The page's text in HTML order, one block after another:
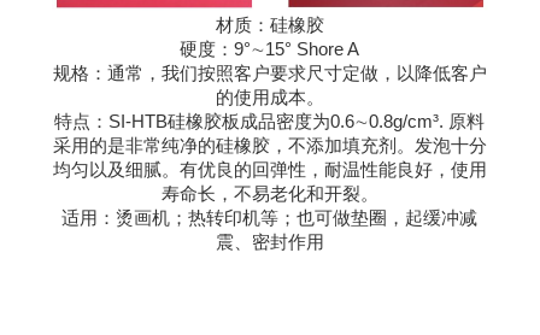
材质：硅橡胶
硬度：9°∼15° Shore A
规格：通常，我们按照客户要求尺寸定做，以降低客户
的使用成本。
特点：SI-HTB硅橡胶板成品密度为0.6∼0.8g/cm³. 原料
采用的是非常纯净的硅橡胶，不添加填充剂。发泡十分
均匀以及细腻。有优良的回弹性，耐温性能良好，使用
寿命长，不易老化和开裂。
适用：烫画机；热转印机等；也可做垫圈，起缓冲减
震、密封作用